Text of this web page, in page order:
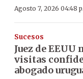
Agosto 7, 2026 04:48
Sucesos
Juez de
visitas
abogado